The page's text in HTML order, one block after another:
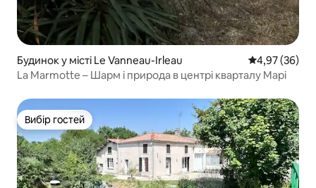
Будинок у місті Le Vanneau-Irleau Середня
4,97 (36)
La Marmotte – Шарм і природа в центрі кварталу Марі
Вибір гостей
Вибір гостей